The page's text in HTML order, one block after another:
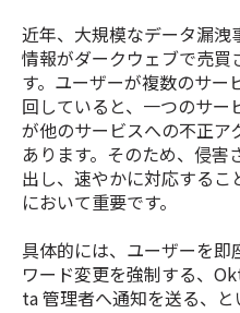
近年、大規模なデータ漏
情報がダークウェブで売買
す。ユーザーが複数のサー
回していると、一つのサー
が他のサービスへの不正ア
あります。そのため、侵
出し、速やかに対応する
において重要です。
具体的には、ユーザーを
ワード変更を強制する、
ta 管理者へ通知を送る、と